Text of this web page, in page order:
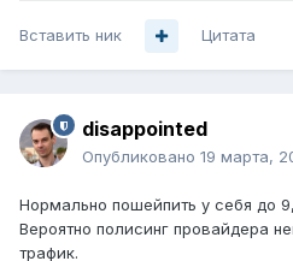
Вставить ник Цитата
disappointed
Опубликовано 19 марта,
Нормально пошейпить у себя до
Вероятно полисинг провайдера
трафик.